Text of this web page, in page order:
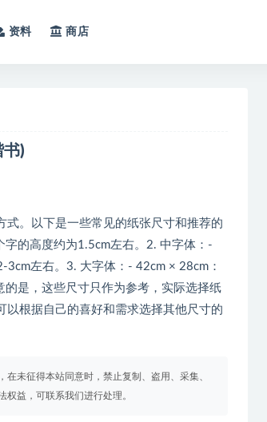
资料 商店
书)
式。以下是一些常见的纸张尺寸和推荐的
的高度约为1.5cm左右。2. 中字体：-
左右。3. 大字体：- 42cm × 28cm：
是，这些尺寸只作为参考，实际选择纸
根据自己的喜好和需求选择其他尺寸的
未征得本站同意时，禁止复制、盗用、采集、
益，可联系我们进行处理。